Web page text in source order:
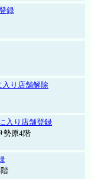
録
入り店舗解除
入り店舗登録
勢原4階